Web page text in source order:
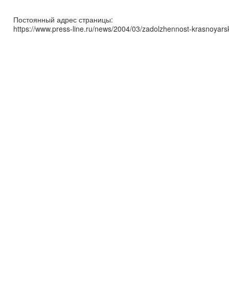
Постоянный адрес страницы:
https://www.press-line.ru/news/2004/03/zadolzhennost-